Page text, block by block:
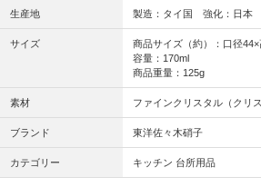
生産地 製造：タイ国 強化：日本
サイズ
商品サイズ（約）：口径
容量：170ml
商品重量：125g
素材 ファインクリスタル（クリ
ブランド 東洋佐々木硝子
カテゴリー キッチン 台所用品